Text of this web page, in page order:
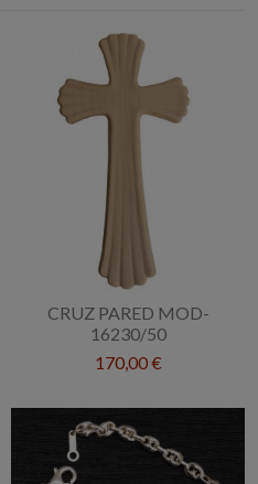
CRUZ PARED MOD-
16230/50
170,00 €